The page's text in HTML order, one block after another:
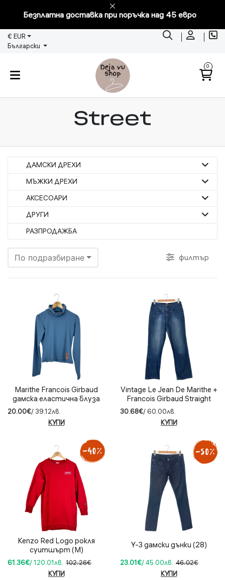
Безплатна доставка при поръчка над 45 евро
€ EUR
Български
0
Street
ДАМСКИ ДРЕХИ
МЪЖКИ ДРЕХИ
АКСЕСОАРИ
ДРУГИ
РАЗПРОДАЖБА
По подразбиране филтър
Marithe Francois Girbaud
дамска еластична блуза
(38)
20.00€/ 39.12лв.
КУПИ
Vintage Le Jean De Marithe +
Francois Girbaud Straight
Jeans (42)
30.68€/ 60.00лв.
КУПИ
Kenzo Red Logo рокля
суитшърт (M)
61.36€/ 120.01лв. 102.26€
КУПИ
Y-3 дамски дънки (28)
23.01€/ 45.00лв. 46.02€
КУПИ